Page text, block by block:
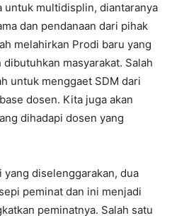
untuk multidisplin, diantaranya
dan pendanaan dari pihak
melahirkan Prodi baru yang
masyarakat. Salah
untuk menggaet SDM dari
dosen. Kita juga akan
dihadapi dosen yang
yang diselenggarakan, dua
peminat dan ini menjadi
peminatnya. Salah satu